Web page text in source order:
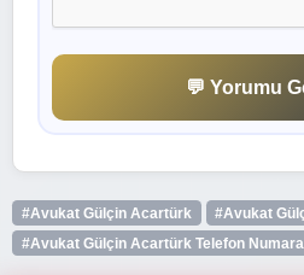
💬 Yorumu
#Avukat Gülçin Acartürk
#Avukat
#Avukat Gülçin Acartürk Telefon